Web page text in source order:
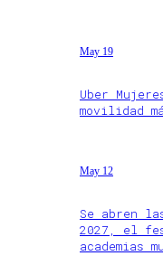
May 19
Uber
movilidad
May 12
Se abren
2027, el
academias